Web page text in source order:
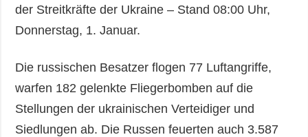
der Streitkräfte der Ukraine – Stand 08:00 Uhr,
Donnerstag, 1. Januar.
Die russischen Besatzer flogen 77 Luftangriffe,
warfen 182 gelenkte Fliegerbomben auf die
Stellungen der ukrainischen Verteidiger und
Siedlungen ab. Die Russen feuerten auch 3.587